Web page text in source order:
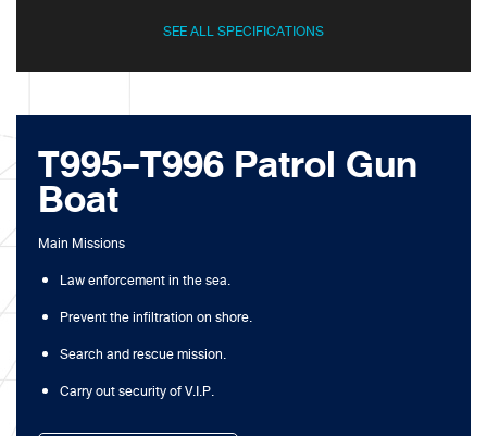
SEE ALL SPECIFICATIONS
T995-T996 Patrol Gun
Boat
Main Missions
Law enforcement in the sea.
Prevent the infiltration on shore.
Search and rescue mission.
Carry out security of V.I.P.